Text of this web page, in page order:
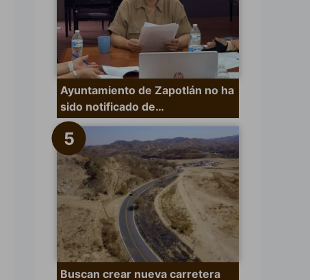
Ayuntamiento de Zapotlán no ha
sido notificado de…
Buscan crear nueva carretera